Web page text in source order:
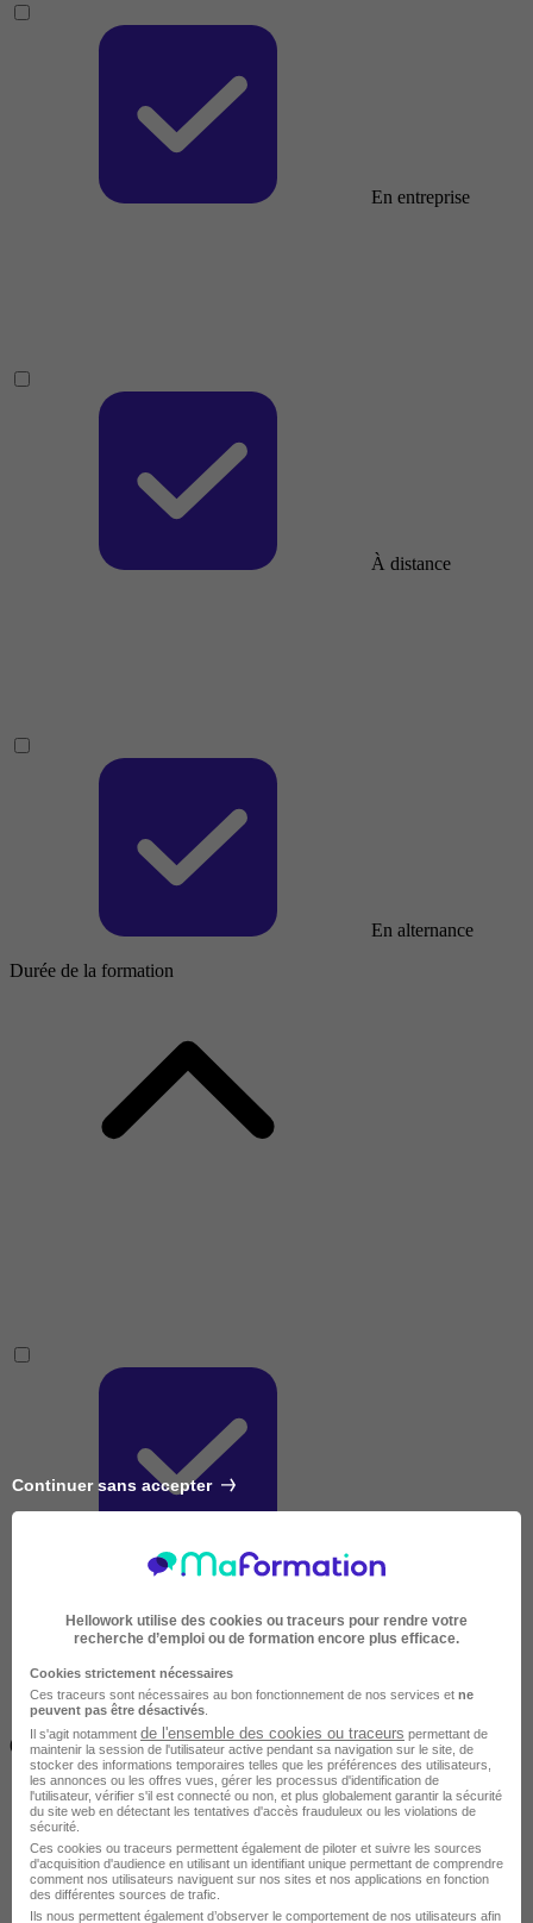
En entreprise
À distance
En alternance
Durée de la formation
(14h)
Continuer sans accepter
Hellowork utilise des cookies ou traceurs pour rendre votre
recherche d’emploi ou de formation encore plus efficace.
Cookies strictement nécessaires
Ces traceurs sont nécessaires au bon fonctionnement de nos services et ne
peuvent pas être désactivés
Il s'agit notamment de l'ensemble des cookies ou traceurs permettant de
maintenir la session de l'utilisateur active pendant sa navigation sur le site, de
stocker des informations temporaires telles que les préférences des utilisateurs,
les annonces ou les offres vues, gérer les processus d'identification de
l'utilisateur, vérifier s'il est connecté ou non, et plus globalement garantir la sécurité
du site web en détectant les tentatives d'accès frauduleux ou les violations de
sécurité.
Ces cookies ou traceurs permettent également de piloter et suivre les sources
d'acquisition d'audience en utilisant un identifiant unique permettant de comprendre
comment nos utilisateurs naviguent sur nos sites et nos applications en fonction
des différentes sources de trafic.
Ils nous permettent également d’observer le comportement de nos utilisateurs afin